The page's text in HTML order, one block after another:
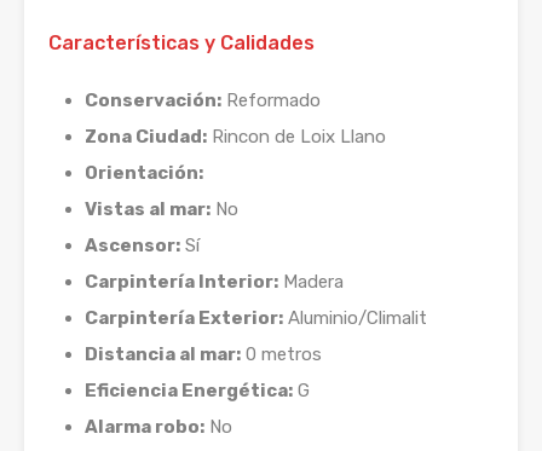
Características y Calidades
Conservación: Reformado
Zona Ciudad: Rincon de Loix Llano
Orientación:
Vistas al mar: No
Ascensor: Sí
Carpintería Interior: Madera
Carpintería Exterior: Aluminio/Climalit
Distancia al mar: 0 metros
Eficiencia Energética: G
Alarma robo: No